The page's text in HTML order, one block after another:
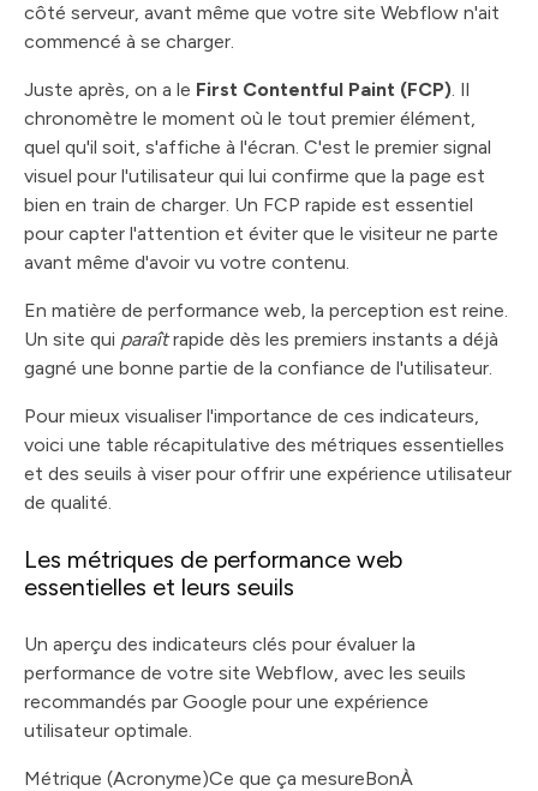
côté serveur, avant même que votre site Webflow n'ait
commencé à se charger.
Juste après, on a le First Contentful Paint (FCP). Il
chronomètre le moment où le tout premier élément,
quel qu'il soit, s'affiche à l'écran. C'est le premier signal
visuel pour l'utilisateur qui lui confirme que la page est
bien en train de charger. Un FCP rapide est essentiel
pour capter l'attention et éviter que le visiteur ne parte
avant même d'avoir vu votre contenu.
En matière de performance web, la perception est reine.
Un site qui paraîtrapide dès les premiers instants a déjà
gagné une bonne partie de la confiance de l'utilisateur.
Pour mieux visualiser l'importance de ces indicateurs,
voici une table récapitulative des métriques essentielles
et des seuils à viser pour offrir une expérience utilisateur
de qualité.
Les métriques de performance web
essentielles et leurs seuils
Un aperçu des indicateurs clés pour évaluer la
performance de votre site Webflow, avec les seuils
recommandés par Google pour une expérience
utilisateur optimale.
Métrique (Acronyme)Ce que ça mesureBonÀ